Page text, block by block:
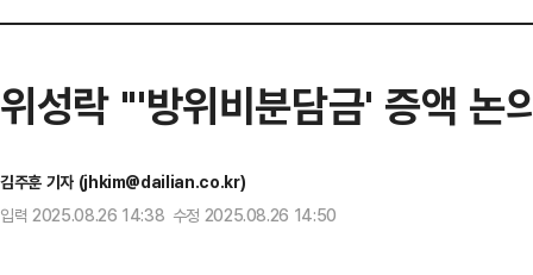
위성락 "'방위비분담금' 증액
김주훈 기자 (jhkim@dailian.co.kr)
입력 2025.08.26 14:38 수정 2025.08.26 14:50